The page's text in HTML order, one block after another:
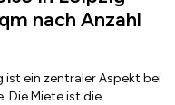
nach Anzahl
ist ein zentraler Aspekt bei
Die Miete ist die